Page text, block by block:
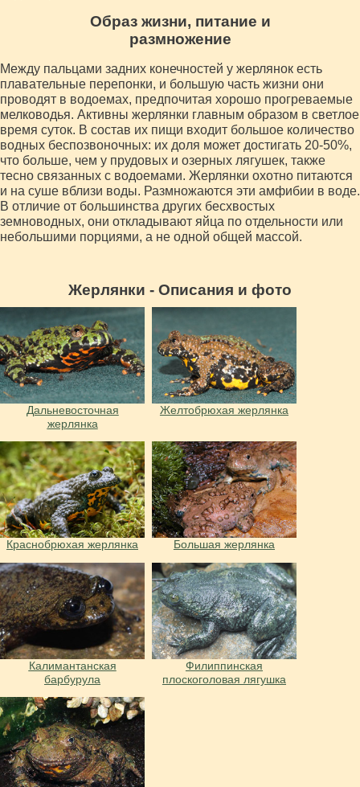
Образ жизни, питание и
размножение
Между пальцами задних конечностей у жерлянок есть
плавательные перепонки, и большую часть жизни они
проводят в водоемах, предпочитая хорошо прогреваемые
мелководья. Активны жерлянки главным образом в светлое
время суток. В состав их пищи входит большое количество
водных беспозвоночных: их доля может достигать 20-50%,
что больше, чем у прудовых и озерных лягушек, также
тесно связанных с водоемами. Жерлянки охотно питаются
и на суше вблизи воды. Размножаются эти амфибии в воде.
В отличие от большинства других бесхвостых
земноводных, они откладывают яйца по отдельности или
небольшими порциями, а не одной общей массой.
Жерлянки - Описания и фото
Дальневосточная
жерлянка
Желтобрюхая жерлянка
Краснобрюхая жерлянка Большая жерлянка
Калимантанская
барбурула
Филиппинская
плоскоголовая лягушка